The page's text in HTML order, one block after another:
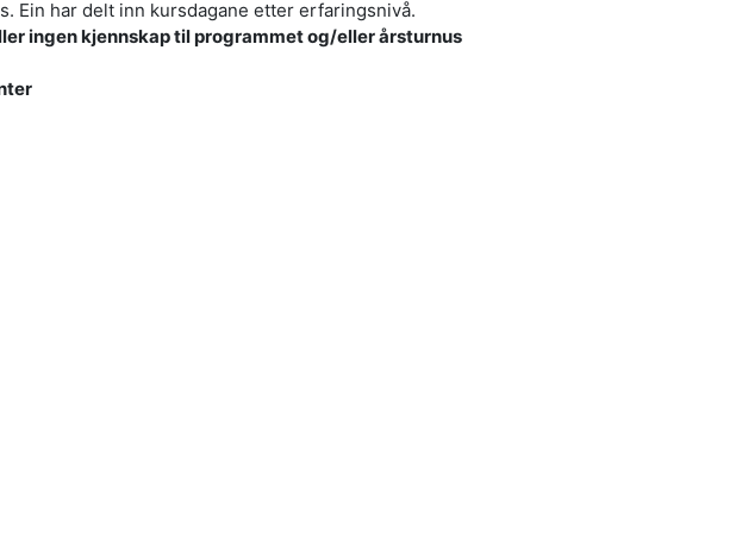
Ein har delt inn kursdagane etter erfaringsnivå.
ingen kjennskap til programmet og/eller årsturnus